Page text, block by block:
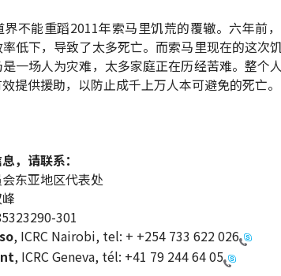
界不能重蹈2011年索马里饥荒的覆辙。六年前
低下，导致了太多死亡。而索马里现在的这次
一场人为灾难，太多家庭正在历经苦难。整个
提供援助，以防止成千上万人本可避免的死亡。
，请联系：
东亚地区代表处
301
, ICRC Nairobi, tel: + +254 733 622 026
, ICRC Geneva, tél: +41 79 244 64 05